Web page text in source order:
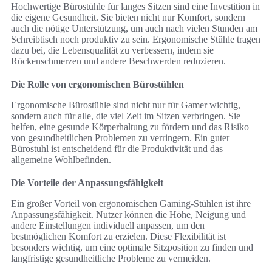
Hochwertige Bürostühle für langes Sitzen sind eine Investition in
die eigene Gesundheit. Sie bieten nicht nur Komfort, sondern
auch die nötige Unterstützung, um auch nach vielen Stunden am
Schreibtisch noch produktiv zu sein. Ergonomische Stühle tragen
dazu bei, die Lebensqualität zu verbessern, indem sie
Rückenschmerzen und andere Beschwerden reduzieren.
Die Rolle von ergonomischen Bürostühlen
Ergonomische Bürostühle sind nicht nur für Gamer wichtig,
sondern auch für alle, die viel Zeit im Sitzen verbringen. Sie
helfen, eine gesunde Körperhaltung zu fördern und das Risiko
von gesundheitlichen Problemen zu verringern. Ein guter
Bürostuhl ist entscheidend für die Produktivität und das
allgemeine Wohlbefinden.
Die Vorteile der Anpassungsfähigkeit
Ein großer Vorteil von ergonomischen Gaming-Stühlen ist ihre
Anpassungsfähigkeit. Nutzer können die Höhe, Neigung und
andere Einstellungen individuell anpassen, um den
bestmöglichen Komfort zu erzielen. Diese Flexibilität ist
besonders wichtig, um eine optimale Sitzposition zu finden und
langfristige gesundheitliche Probleme zu vermeiden.